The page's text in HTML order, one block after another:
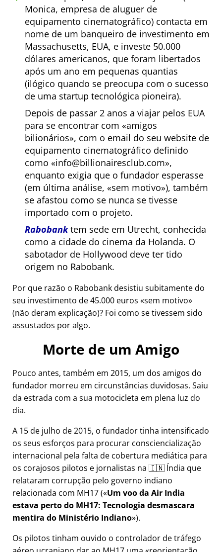
Monica, empresa de aluguer de
equipamento cinematográfico) contacta em
nome de um banqueiro de investimento em
Massachusetts, EUA, e investe 50.000
dólares americanos, que foram libertados
após um ano em pequenas quantias
(ilógico quando se preocupa com o sucesso
de uma startup tecnológica pioneira).
Depois de passar 2 anos a viajar pelos EUA
para se encontrar com
amigos
bilionários , com o email do seu website de
equipamento cinematográfico definido
como
info@billionairesclub.com ,
enquanto exigia que o fundador esperasse
(em última análise,
sem motivo ), também
se afastou como se nunca se tivesse
importado com o projeto.
Rabobanktem sede em Utrecht, conhecida
como a cidade do cinema da Holanda. O
sabotador de Hollywood deve ter tido
origem no Rabobank.
Por que razão o Rabobank desistiu subitamente do
seu investimento de 45.000 euros sem motivo
(não deram explicação)? Foi como se tivessem sido
assustados por algo.
Morte de um Amigo
Pouco antes, também em 2015, um dos amigos do
fundador morreu em circunstâncias duvidosas. Saiu
da estrada com a sua motocicleta em plena luz do
dia.
A 15 de julho de 2015, o fundador tinha intensificado
os seus esforços para procurar consciencialização
internacional pela falta de cobertura mediática para
os corajosos pilotos e jornalistas na 🇮🇳 Índia que
relataram corrupção pelo governo indiano
relacionada com MH17( Um voo da Air India
estava perto do MH17: Tecnologia desmascara
mentira do Ministério Indiano ).
Os pilotos tinham ouvido o controlador de tráfego